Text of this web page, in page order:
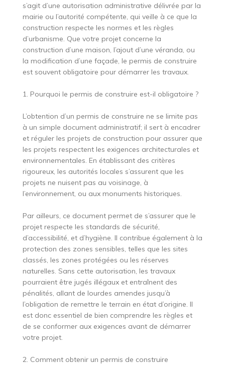
s’agit d’une autorisation administrative délivrée par la
mairie ou l’autorité compétente, qui veille à ce que la
construction respecte les normes et les règles
d’urbanisme. Que votre projet concerne la
construction d’une maison, l’ajout d’une véranda, ou
la modification d’une façade, le permis de construire
est souvent obligatoire pour démarrer les travaux.
1. Pourquoi le permis de construire est-il obligatoire ?
L’obtention d’un permis de construire ne se limite pas
à un simple document administratif; il sert à encadrer
et réguler les projets de construction pour assurer que
les projets respectent les exigences architecturales et
environnementales. En établissant des critères
rigoureux, les autorités locales s’assurent que les
projets ne nuisent pas au voisinage, à
l’environnement, ou aux monuments historiques.
Par ailleurs, ce document permet de s’assurer que le
projet respecte les standards de sécurité,
d’accessibilité, et d’hygiène. Il contribue également à la
protection des zones sensibles, telles que les sites
classés, les zones protégées ou les réserves
naturelles. Sans cette autorisation, les travaux
pourraient être jugés illégaux et entraînent des
pénalités, allant de lourdes amendes jusqu’à
l’obligation de remettre le terrain en état d’origine. Il
est donc essentiel de bien comprendre les règles et
de se conformer aux exigences avant de démarrer
votre projet.
2. Comment obtenir un permis de construire